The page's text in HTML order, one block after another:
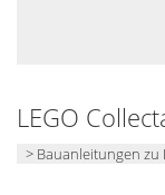
LEGO
> Bauanleitungen zu